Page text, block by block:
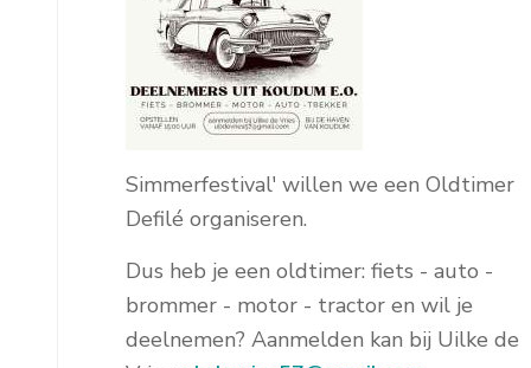
Simmerfestival' willen we een Oldtimer
Defilé organiseren.
Dus heb je een oldtimer: fiets - auto -
brommer - motor - tractor en wil je
deelnemen? Aanmelden kan bij Uilke de